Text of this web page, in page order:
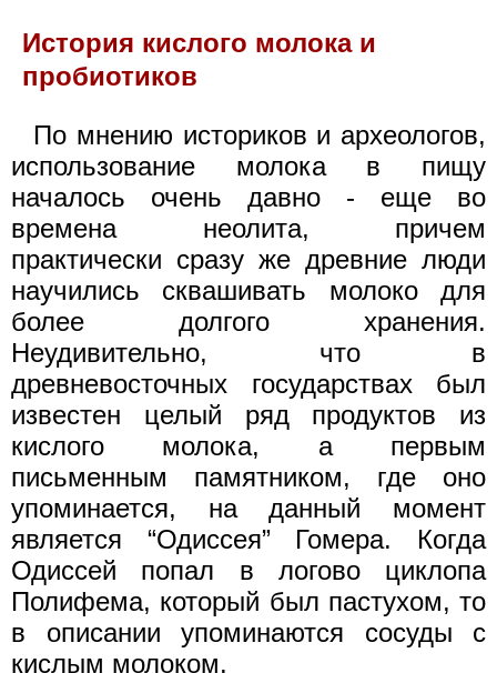
История кислого молока и
пробиотиков
По мнению историков и археологов,
использование молока в пищу
началось очень давно - еще во
времена неолита, причем
практически сразу же древние люди
научились сквашивать молоко для
более долгого хранения.
Неудивительно, что в
древневосточных государствах был
известен целый ряд продуктов из
кислого молока, а первым
письменным памятником, где оно
упоминается, на данный момент
является “Одиссея” Гомера. Когда
Одиссей попал в логово циклопа
Полифема, который был пастухом, то
в описании упоминаются сосуды с
кислым молоком.